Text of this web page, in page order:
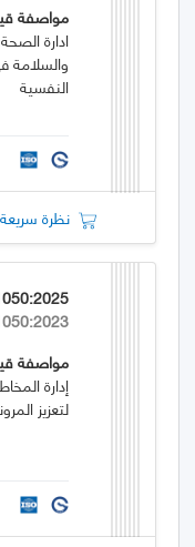
مواصفة
ادارة
والسلامة
النفسية
نظرة سريعة
مواصفة
إدارة
لتعزيز